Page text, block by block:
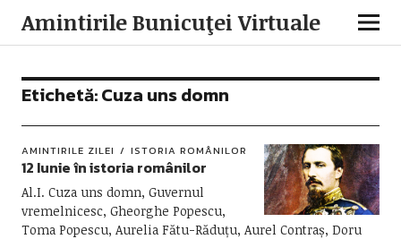
Amintirile Bunicuţei Virtuale
Etichetă:Cuza uns domn
AMINTIRILE ZILEI ISTORIA ROMÂNILOR
12 Iunie în istoria românilor
Al.I. Cuza uns domn, Guvernul
vremelnicesc, Gheorghe Popescu,
Toma Popescu, Aurelia Fătu-Răduțu, Aurel Contraș, Doru